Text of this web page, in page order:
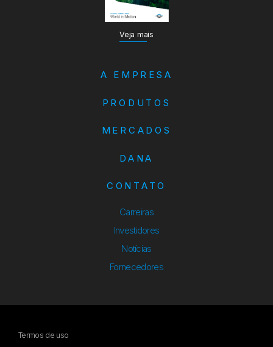
Veja mais
A EMPRESA
PRODUTOS
MERCADOS
DANA
CONTATO
Carreiras
Investidores
Notícias
Fornecedores
Termos de uso